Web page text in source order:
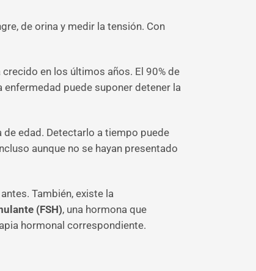
de orina y medir la tensión. Con
en los últimos años. El 90% de
puede suponer detener la
edad. Detectarlo a tiempo puede
aunque no se hayan presentado
También, existe la
(FSH), una hormona que
hormonal correspondiente.